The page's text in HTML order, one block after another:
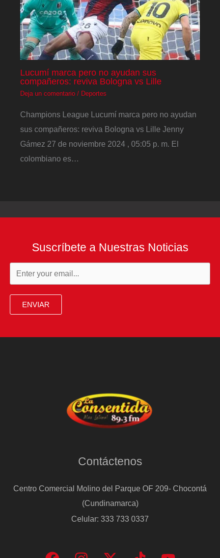
Lucumí marca pero no ayudan sus
compañeros: reviva Bologna vs Lille
Deja un comentario / Deportes
Champions League Lucumí marca pero no ayudan
sus compañeros: reviva Bologna vs Lille Jenny
Gámez 27 de noviembre 2024 , 05:05 p. m. El
colombiano es…
Suscríbete a Nuestras Noticias
ENVIAR
Contáctenos
Centro Comercial Molino del Parque OF 209- Chocontá
(Cundinamarca)
Celular: 333 733 0337